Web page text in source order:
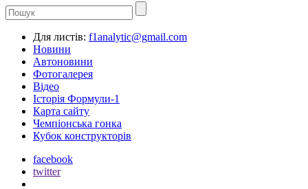
Для листів: f1analytic@gmail.com
Новини
Автоновини
Фотогалерея
Відео
Історія Формули-1
Карта сайту
Чемпіонська гонка
Кубок конструкторів
facebook
twitter